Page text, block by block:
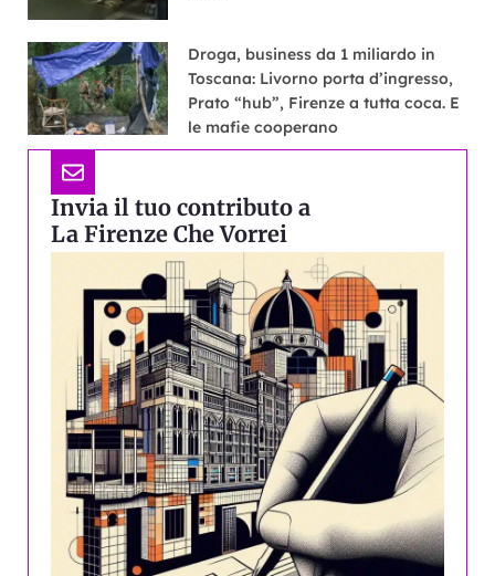
Droga, business da 1 miliardo in
Toscana: Livorno porta d’ingresso,
Prato “hub”, Firenze a tutta coca. E
le mafie cooperano
Invia il tuo contributo a
La Firenze Che Vorrei